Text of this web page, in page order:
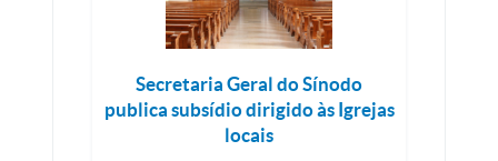
Secretaria Geral do Sínodo
publica subsídio dirigido às Igrejas
locais